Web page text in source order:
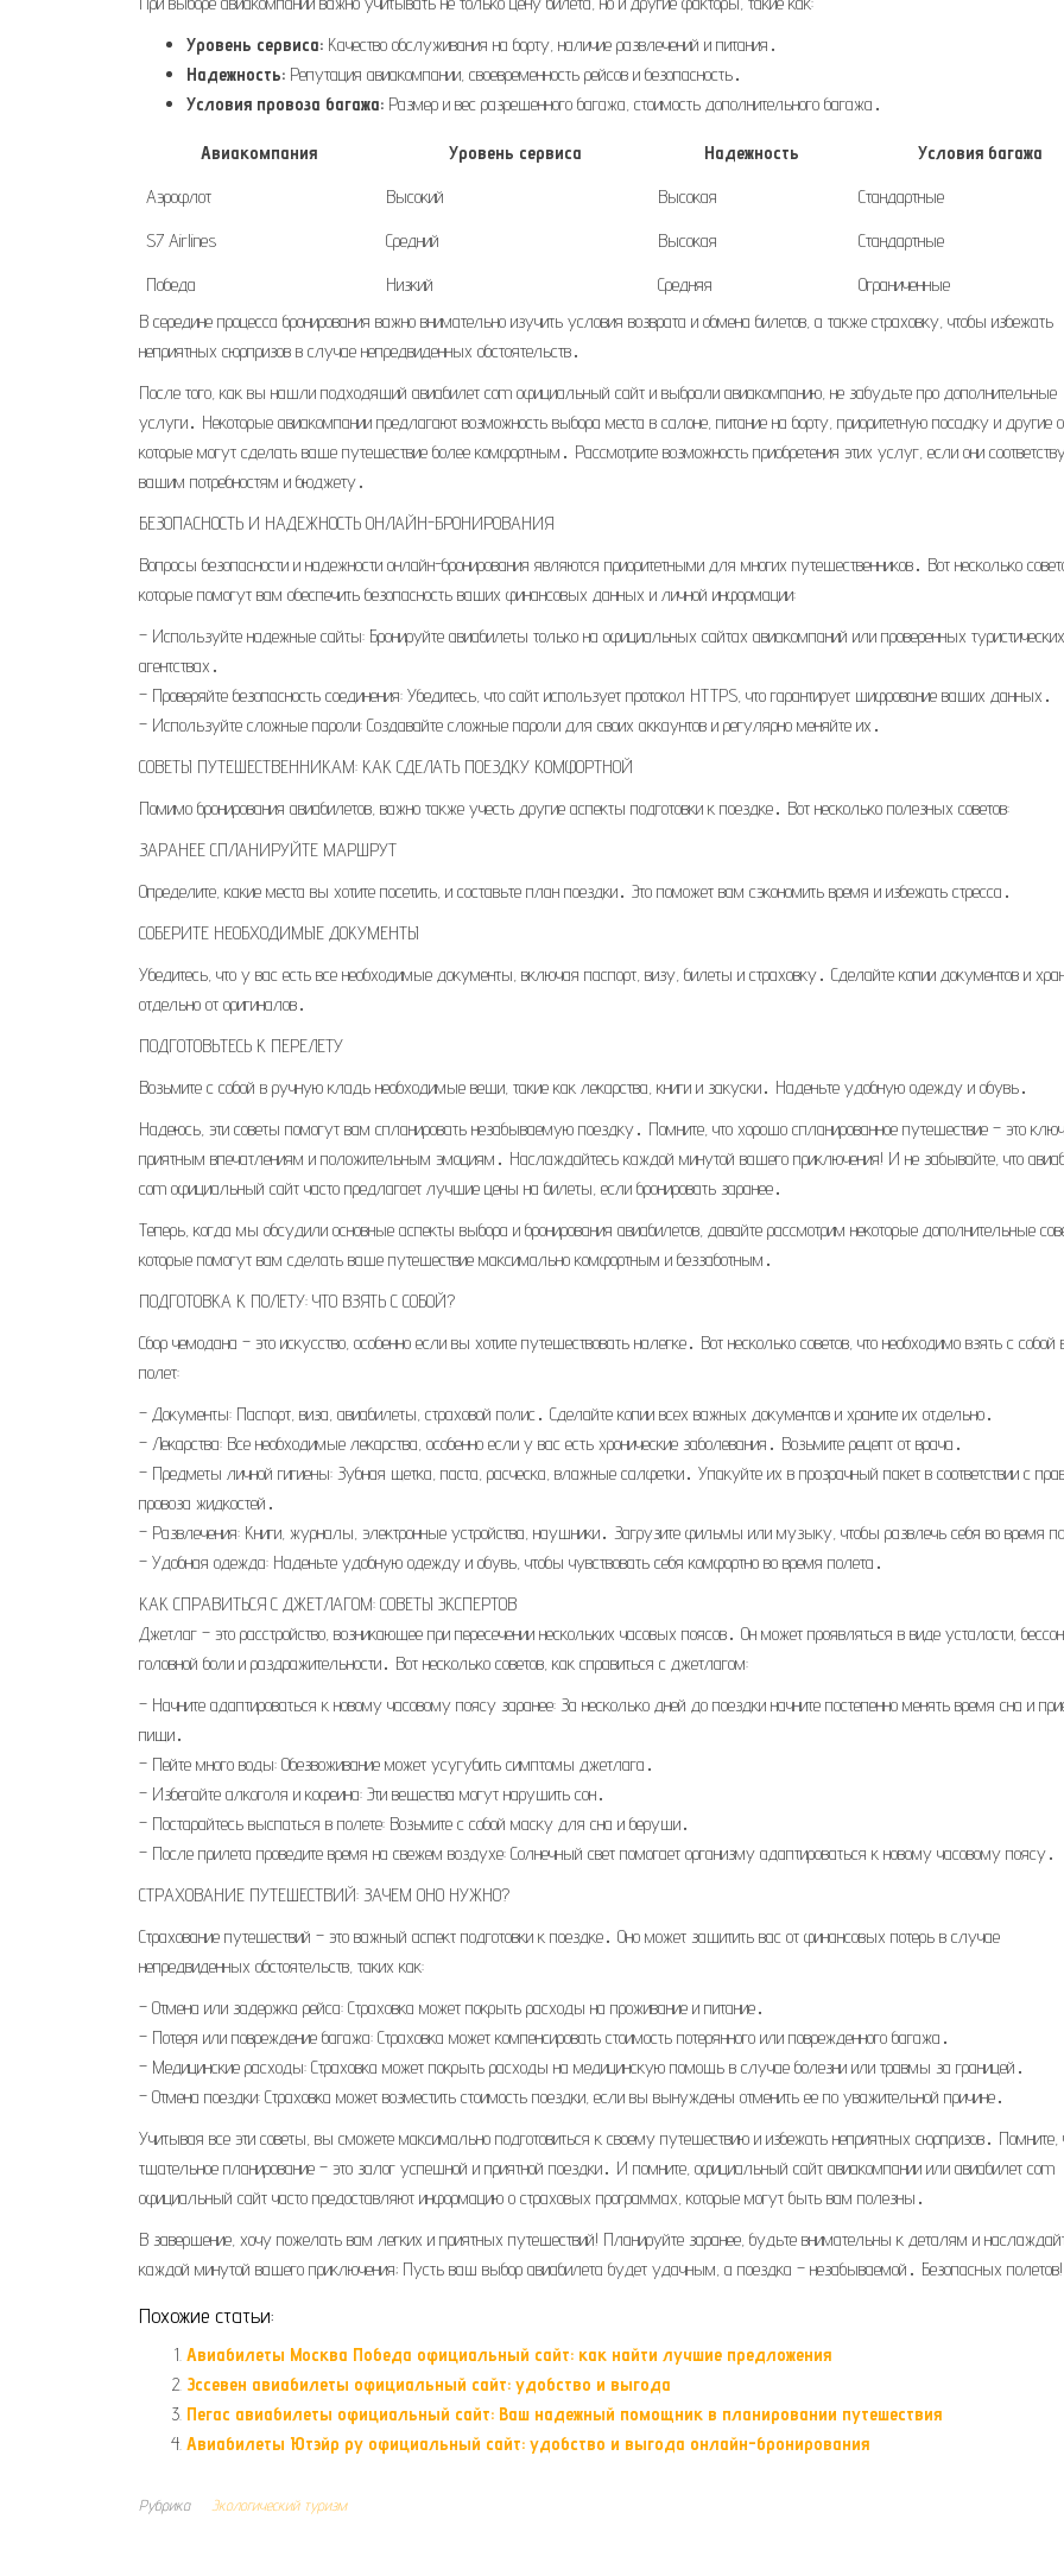
Уровень сервиса: Качество обслуживания на борту, наличие развлечений и питания․
Надежность: Репутация авиакомпании, своевременность рейсов и безопасность․
Условия провоза багажа: Размер и вес разрешенного багажа, стоимость дополнительного багажа․
Авиакомпания Уровень сервиса Надежность
Условия багажа
Аэрофлот
Высокий Высокая
Стандартные
S7 Airlines
Средний Высокая
Стандартные
Победа
Низкий Средняя
Ограниченные
В середине процесса бронирования важно внимательно изучить условия возврата и обмена билетов, а также страховку, чтобы избежать
неприятных сюрпризов в случае непредвиденных обстоятельств․
После того, как вы нашли подходящий авиабилет com официальный сайт и выбрали авиакомпанию, не забудьте про дополнительные
услуги․ Некоторые авиакомпании предлагают возможность выбора места в салоне, питание на борту, приоритетную посадку и другие
которые могут сделать ваше путешествие более комфортным․ Рассмотрите возможность приобретения этих услуг, если они
вашим потребностям и бюджету․
БЕЗОПАСНОСТЬ И НАДЕЖНОСТЬ ОНЛАЙН-БРОНИРОВАНИЯ
Вопросы безопасности и надежности онлайн-бронирования являются приоритетными для многих путешественников․ Вот несколько
которые помогут вам обеспечить безопасность ваших финансовых данных и личной информации:
– Используйте надежные сайты: Бронируйте авиабилеты только на официальных сайтах авиакомпаний или проверенных туристических
агентствах․
– Проверяйте безопасность соединения: Убедитесь, что сайт использует протокол HTTPS, что гарантирует шифрование ваших данных․
– Используйте сложные пароли: Создавайте сложные пароли для своих аккаунтов и регулярно меняйте их․
СОВЕТЫ ПУТЕШЕСТВЕННИКАМ: КАК СДЕЛАТЬ ПОЕЗДКУ КОМФОРТНОЙ
Помимо бронирования авиабилетов, важно также учесть другие аспекты подготовки к поездке․ Вот несколько полезных советов:
ЗАРАНЕЕ СПЛАНИРУЙТЕ МАРШРУТ
Определите, какие места вы хотите посетить, и составьте план поездки․ Это поможет вам сэкономить время и избежать стресса․
СОБЕРИТЕ НЕОБХОДИМЫЕ ДОКУМЕНТЫ
Убедитесь, что у вас есть все необходимые документы, включая паспорт, визу, билеты и страховку․ Сделайте копии документов и
отдельно от оригиналов․
ПОДГОТОВЬТЕСЬ К ПЕРЕЛЕТУ
Возьмите с собой в ручную кладь необходимые вещи, такие как лекарства, книги и закуски․ Наденьте удобную одежду и обувь․
Надеюсь, эти советы помогут вам спланировать незабываемую поездку․ Помните, что хорошо спланированное путешествие – это
приятным впечатлениям и положительным эмоциям․ Наслаждайтесь каждой минутой вашего приключения! И не забывайте, что
com официальный сайт часто предлагает лучшие цены на билеты, если бронировать заранее․
Теперь, когда мы обсудили основные аспекты выбора и бронирования авиабилетов, давайте рассмотрим некоторые дополнительные
которые помогут вам сделать ваше путешествие максимально комфортным и беззаботным․
ПОДГОТОВКА К ПОЛЕТУ: ЧТО ВЗЯТЬ С СОБОЙ?
Сбор чемодана – это искусство, особенно если вы хотите путешествовать налегке․ Вот несколько советов, что необходимо взять с собой
полет:
– Документы: Паспорт, виза, авиабилеты, страховой полис․ Сделайте копии всех важных документов и храните их отдельно․
– Лекарства: Все необходимые лекарства, особенно если у вас есть хронические заболевания․ Возьмите рецепт от врача․
– Предметы личной гигиены: Зубная щетка, паста, расческа, влажные салфетки․ Упакуйте их в прозрачный пакет в соответствии с
провоза жидкостей․
– Развлечения: Книги, журналы, электронные устройства, наушники․ Загрузите фильмы или музыку, чтобы развлечь себя во время
– Удобная одежда: Наденьте удобную одежду и обувь, чтобы чувствовать себя комфортно во время полета․
КАК СПРАВИТЬСЯ С ДЖЕТЛАГОМ: СОВЕТЫ ЭКСПЕРТОВ
Джетлаг – это расстройство, возникающее при пересечении нескольких часовых поясов․ Он может проявляться в виде усталости,
головной боли и раздражительности․ Вот несколько советов, как справиться с джетлагом:
– Начните адаптироваться к новому часовому поясу заранее: За несколько дней до поездки начните постепенно менять время сна и
пищи․
– Пейте много воды: Обезвоживание может усугубить симптомы джетлага․
– Избегайте алкоголя и кофеина: Эти вещества могут нарушить сон․
– Постарайтесь выспаться в полете: Возьмите с собой маску для сна и беруши․
– После прилета проведите время на свежем воздухе: Солнечный свет помогает организму адаптироваться к новому часовому поясу․
СТРАХОВАНИЕ ПУТЕШЕСТВИЙ: ЗАЧЕМ ОНО НУЖНО?
Страхование путешествий – это важный аспект подготовки к поездке․ Оно может защитить вас от финансовых потерь в случае
непредвиденных обстоятельств, таких как:
– Отмена или задержка рейса: Страховка может покрыть расходы на проживание и питание․
– Потеря или повреждение багажа: Страховка может компенсировать стоимость потерянного или поврежденного багажа․
– Медицинские расходы: Страховка может покрыть расходы на медицинскую помощь в случае болезни или травмы за границей․
– Отмена поездки: Страховка может возместить стоимость поездки, если вы вынуждены отменить ее по уважительной причине․
Учитывая все эти советы, вы сможете максимально подготовиться к своему путешествию и избежать неприятных сюрпризов․ Помните,
тщательное планирование – это залог успешной и приятной поездки․ И помните, официальный сайт авиакомпании или авиабилет com
официальный сайт часто предоставляют информацию о страховых программах, которые могут быть вам полезны․
В завершение, хочу пожелать вам легких и приятных путешествий! Планируйте заранее, будьте внимательны к деталям и
каждой минутой вашего приключения; Пусть ваш выбор авиабилета будет удачным, а поездка – незабываемой․ Безопасных полетов!
Похожие статьи:
Авиабилеты Москва Победа официальный сайт: как найти лучшие предложения
Эссевен авиабилеты официальный сайт: удобство и выгода
Пегас авиабилеты официальный сайт: Ваш надежный помощник в планировании путешествия
Авиабилеты Ютэйр ру официальный сайт: удобство и выгода онлайн-бронирования
Рубрика Экологический туризм